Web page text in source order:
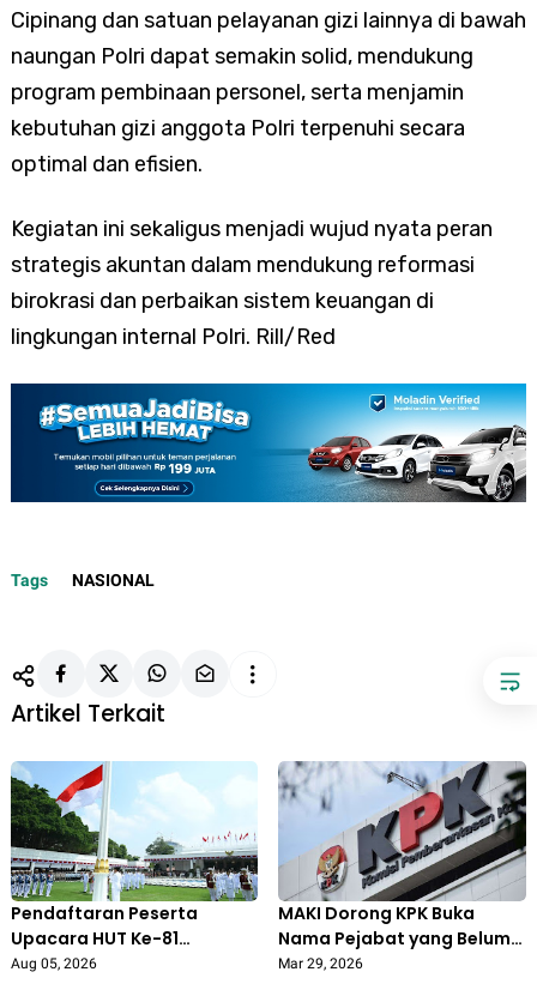
Cipinang dan satuan pelayanan gizi lainnya di bawah
naungan Polri dapat semakin solid, mendukung
program pembinaan personel, serta menjamin
kebutuhan gizi anggota Polri terpenuhi secara
optimal dan efisien.
Kegiatan ini sekaligus menjadi wujud nyata peran
strategis akuntan dalam mendukung reformasi
birokrasi dan perbaikan sistem keuangan di
lingkungan internal Polri. Rill/Red
Tags NASIONAL
Artikel Terkait
Pendaftaran Peserta
Upacara HUT Ke-81
Kemerdekaan RI di Istana
Aug 05, 2026
MAKI Dorong KPK Buka
Nama Pejabat yang Belum
Lapor LHKPN 2025
Mar 29, 2026